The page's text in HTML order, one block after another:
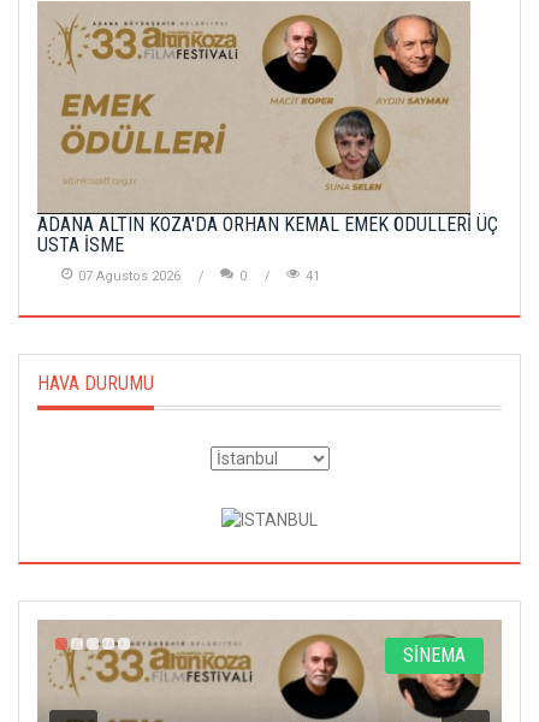
ADANA ALTIN KOZA'DA ORHAN KEMAL EMEK ÖDÜLLERİ ÜÇ
USTA İSME
07 Agustos 2026 0 41
HAVA DURUMU
SİNEMA